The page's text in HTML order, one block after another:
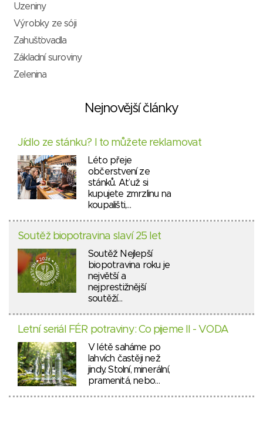
Uzeniny
Výrobky ze sóji
Zahušťovadla
Základní suroviny
Zelenina
Nejnovější články
Jídlo ze stánku? I to můžete reklamovat
Léto přeje
občerstvení ze
stánků. Ať už si
kupujete zmrzlinu na
koupališti,…
Soutěž biopotravina slaví 25 let
Soutěž Nejlepší
biopotravina roku je
největší a
nejprestižnější
soutěží…
Letní seriál FÉR potraviny: Co pijeme II - VODA
V létě saháme po
lahvích častěji než
jindy. Stolní, minerální,
pramenitá, nebo…